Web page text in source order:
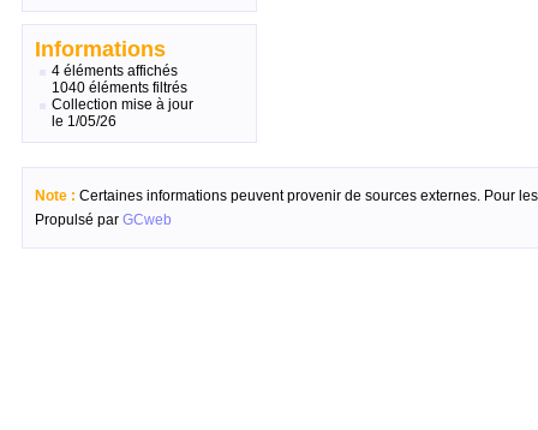
Informations
4 éléments affichés
1040 éléments filtrés
Collection mise à jour
le 1/05/26
Note : Certaines informations peuvent provenir de sources externes. Pour
Propulsé par GCweb